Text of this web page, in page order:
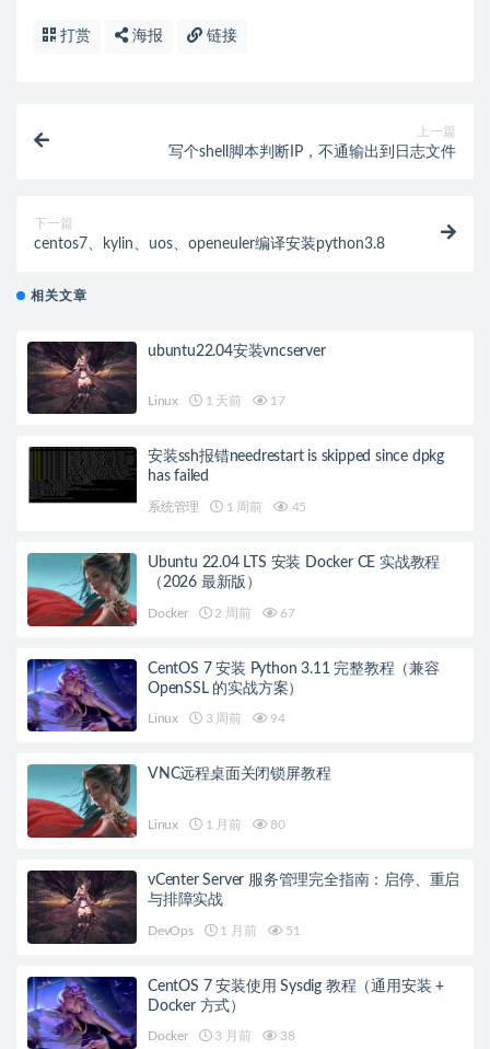
打赏 海报 链接
上一篇
写个shell脚本判断IP，不通输出到日志文件
下一篇
centos7、kylin、uos、openeuler编译安装python3.8
相关文章
ubuntu22.04安装vncserver
Linux 1 天前 17
安装ssh报错needrestart is skipped since dpkg
has failed
系统管理 1 周前 45
Ubuntu 22.04 LTS 安装 Docker CE 实战教程
（2026 最新版）
Docker 2 周前 67
CentOS 7 安装 Python 3.11 完整教程（兼容
OpenSSL 的实战方案）
Linux 3 周前 94
VNC远程桌面关闭锁屏教程
Linux 1 月前 80
vCenter Server 服务管理完全指南：启停、重启
与排障实战
DevOps 1 月前 51
CentOS 7 安装使用 Sysdig 教程（通用安装 +
Docker 方式）
Docker 3 月前 38